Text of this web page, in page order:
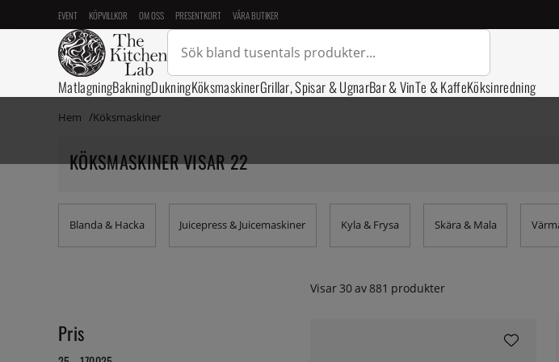
EVENT KÖPVILLKOR OM OSS PRESENTKORT VÅRA BUTIKER
MatlagningBakningDukningKöksmaskinerGrillar, Spisar & UgnarBar & VinTe & KaffeKöksinredning
Hem Köksmaskiner
KÖKSMASKINER VISAR 22
Blanda & Hacka Juicepress & Juicemaskiner Kyla & Frysa Skära & Mala
Visar 30av881 produkter
Pris